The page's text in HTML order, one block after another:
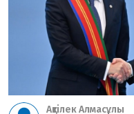
Ақтілек Алмасұлы